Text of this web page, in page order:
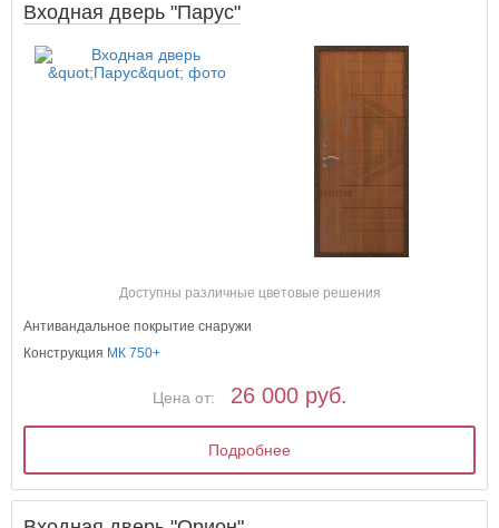
Входная дверь "Парус"
Доступны различные цветовые решения
Антивандальное покрытие снаружи
Конструкция МК 750+
Цена от: 26 000 руб.
Подробнее